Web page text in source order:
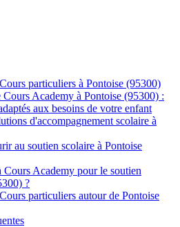
particuliers à Pontoise (95300)
Academy à Pontoise (95300) :
aux besoins de votre enfant
d'accompagnement scolaire à
au soutien scolaire à Pontoise
Cours Academy pour le soutien
?
particuliers autour de Pontoise